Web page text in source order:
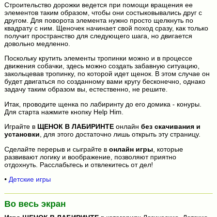
Строительство дорожки ведется при помощи вращения ее
элементов таким образом, чтобы они состыковывались друг с
другом. Для поворота элемента нужно просто щелкнуть по
квадрату с ним. Щеночек начинает свой поход сразу, как только
получит пространство для следующего шага, но двигается
довольно медленно.
Поскольку крутить элементы тропинки можно и в процессе
движения собачки, здесь можно создать забавную ситуацию,
закольцевав тропинку, по которой идет щенок. В этом случае он
будет двигаться по созданному вами кругу бесконечно, однако
задачу таким образом вы, естественно, не решите.
Итак, проводите щенка по лабиринту до его домика - конуры.
Для старта нажмите кнопку Help Him.
Играйте в ЩЕНОК В ЛАБИРИНТЕонлайн без скачивания и
установки , для этого достаточно лишь открыть эту страницу.
Сделайте перерыв и сыграйте в онлайн игры , которые
развивают логику и воображение, позволяют приятно
отдохнуть. Расслабьтесь и отвлекитесь от дел!
• Детские игры
Во весь экран